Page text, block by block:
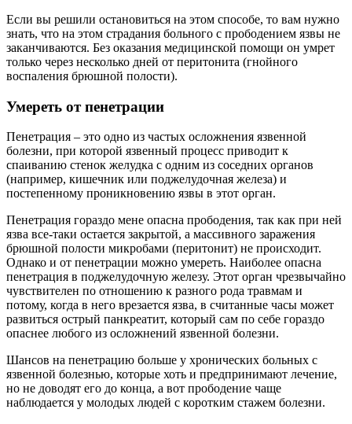
Если вы решили остановиться на этом способе, то вам нужно
знать, что на этом страдания больного с прободением язвы не
заканчиваются. Без оказания медицинской помощи он умрет
только через несколько дней от перитонита (гнойного
воспаления брюшной полости).
Умереть от пенетрации
Пенетрация – это одно из частых осложнения язвенной
болезни, при которой язвенный процесс приводит к
спаиванию стенок желудка с одним из соседних органов
(например, кишечник или поджелудочная железа) и
постепенному проникновению язвы в этот орган.
Пенетрация гораздо мене опасна прободения, так как при ней
язва все-таки остается закрытой, а массивного заражения
брюшной полости микробами (перитонит) не происходит.
Однако и от пенетрации можно умереть. Наиболее опасна
пенетрация в поджелудочную железу. Этот орган чрезвычайно
чувствителен по отношению к разного рода травмам и
потому, когда в него врезается язва, в считанные часы может
развиться острый панкреатит, который сам по себе гораздо
опаснее любого из осложнений язвенной болезни.
Шансов на пенетрацию больше у хронических больных с
язвенной болезнью, которые хоть и предпринимают лечение,
но не доводят его до конца, а вот прободение чаще
наблюдается у молодых людей с коротким стажем болезни.